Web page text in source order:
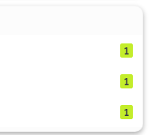
1
1
1